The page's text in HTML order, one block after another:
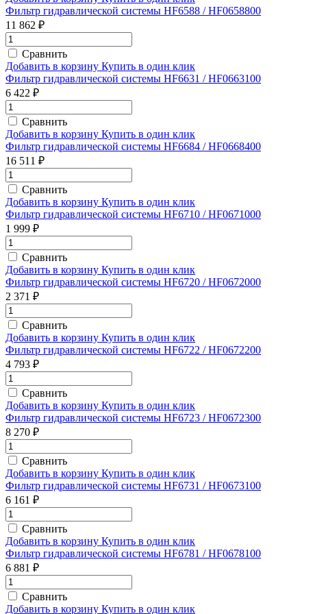
Фильтр гидравлической системы HF6588 / HF0658800
11 862 ₽
Сравнить
Добавить в корзину Купить в один клик
Фильтр гидравлической системы HF6631 / HF0663100
6 422 ₽
Сравнить
Добавить в корзину Купить в один клик
Фильтр гидравлической системы HF6684 / HF0668400
16 511 ₽
Сравнить
Добавить в корзину Купить в один клик
Фильтр гидравлической системы HF6710 / HF0671000
1 999 ₽
Сравнить
Добавить в корзину Купить в один клик
Фильтр гидравлической системы HF6720 / HF0672000
2 371 ₽
Сравнить
Добавить в корзину Купить в один клик
Фильтр гидравлической системы HF6722 / HF0672200
4 793 ₽
Сравнить
Добавить в корзину Купить в один клик
Фильтр гидравлической системы HF6723 / HF0672300
8 270 ₽
Сравнить
Добавить в корзину Купить в один клик
Фильтр гидравлической системы HF6731 / HF0673100
6 161 ₽
Сравнить
Добавить в корзину Купить в один клик
Фильтр гидравлической системы HF6781 / HF0678100
6 881 ₽
Сравнить
Добавить в корзину Купить в один клик